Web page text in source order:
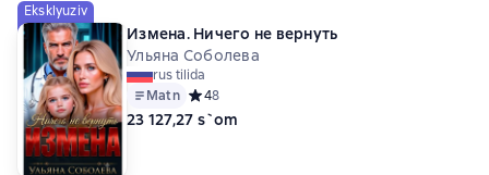
Eksklyuziv
Измена. Ничего не вернуть
Ульяна Соболева
rus tilida
Matn Средний рейтинг 4 на основе 8 оценок
48
23 127,27 s`om